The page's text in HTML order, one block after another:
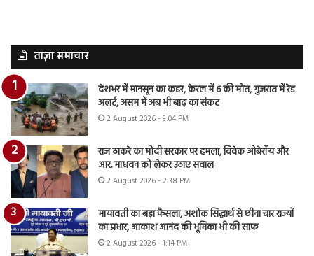
ताज़ा समाचार
देशभर में मानसून का कहर, केरल में 6 की मौत, गुजरात में रेड
अलर्ट, असम में अब भी बाढ़ का संकट
2 August 2026 - 3:04 PM
राज ठाकरे का मोदी सरकार पर हमला, विवेक ओबेरॉय और
आर. माधवन को लेकर उठाए सवाल
2 August 2026 - 2:38 PM
मायावती का बड़ा फैसला, अशोक सिद्धार्थ से छीना चार राज्यों
का प्रभार, आकाश आनंद की भूमिका भी की साफ
2 August 2026 - 1:14 PM